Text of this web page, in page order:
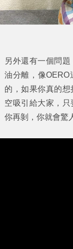
另外還有一個問
油分離，像
的，如果你真的
空吸引給大家，
你再剝，你就會驚